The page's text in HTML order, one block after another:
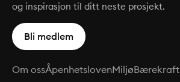
og inspirasjon til ditt neste prosjekt.
Bli medlem
Om ossÅpenhetslovenMiljøBærekraft